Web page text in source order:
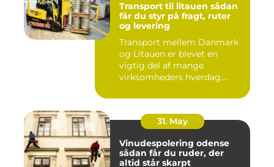
Transport til litauen sådan
får du styr på fragt, ruter
og levering
Transport mellem Danmark
og Litauen er blevet en
vigtig del af mange
virksomheders hverdag.
31. May
Vinudespolering odense
sådan får du ruder, der
altid står skarpt